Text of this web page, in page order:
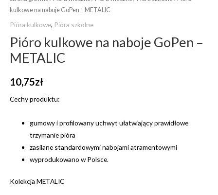
kulkowe na naboje GoPen – METALIC
Pióra kulkowe, Pióra szkolne
Pióro kulkowe na naboje GoPen –
METALIC
10,75zł
Cechy produktu:
gumowy i profilowany uchwyt ułatwiający prawidłowe
trzymanie pióra
zasilane standardowymi nabojami atramentowymi
wyprodukowano w Polsce.
Kolekcja METALIC